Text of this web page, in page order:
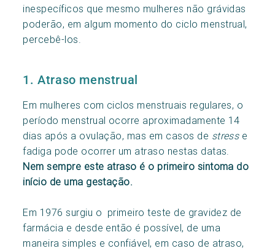
inespecíficos que mesmo mulheres não grávidas
poderão, em algum momento do ciclo menstrual,
percebê-los.
1. Atraso menstrual
Em mulheres com ciclos menstruais regulares, o
período menstrual ocorre aproximadamente 14
dias após a ovulação, mas em casos de stresse
fadiga pode ocorrer um atraso nestas datas.
Nem sempre este atraso é o primeiro sintoma do
início de uma gestação.
Em 1976 surgiu o primeiro teste de gravidez de
farmácia e desde então é possível, de uma
maneira simples e confiável, em caso de atraso,